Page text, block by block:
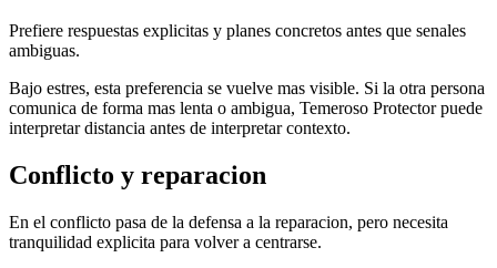
Prefiere respuestas explicitas y planes concretos antes que senales
ambiguas.
Bajo estres, esta preferencia se vuelve mas visible. Si la otra persona
comunica de forma mas lenta o ambigua, Temeroso Protector puede
interpretar distancia antes de interpretar contexto.
Conflicto y reparacion
En el conflicto pasa de la defensa a la reparacion, pero necesita
tranquilidad explicita para volver a centrarse.